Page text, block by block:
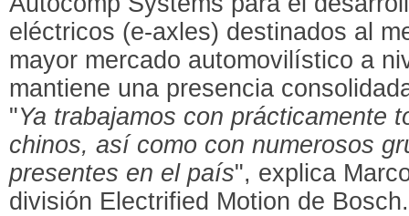
eléctricos (e-axles) destinados al
mayor mercado automovilístico a
mantiene una presencia
"Ya trabajamos con prácticamente
chinos, así como con numerosos
presentes en el país", explica
división Electrified Motion de Bosch.